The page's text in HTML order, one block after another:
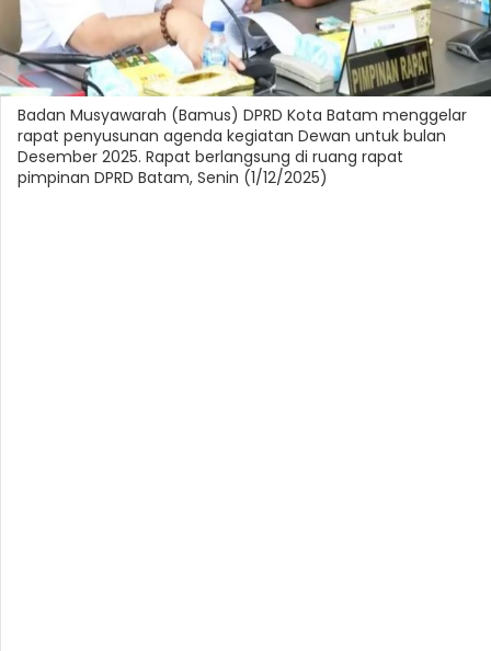
Badan Musyawarah (Bamus) DPRD Kota Batam menggelar
rapat penyusunan agenda kegiatan Dewan untuk bulan
Desember 2025. Rapat berlangsung di ruang rapat
pimpinan DPRD Batam, Senin (1/12/2025)